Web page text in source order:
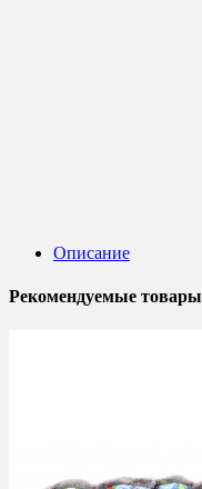
Описание
Рекомендуемые товары